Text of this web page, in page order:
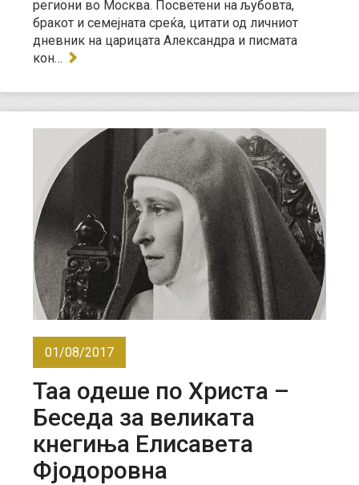
региони во Москва. Посветени на љубовта,
бракот и семејната среќа, цитати од личниот
дневник на царицата Александра и писмата
кон…
01/08/2017
Таа одеше по Христа –
Беседа за великата
кнегиња Елисавета
Фјодоровна